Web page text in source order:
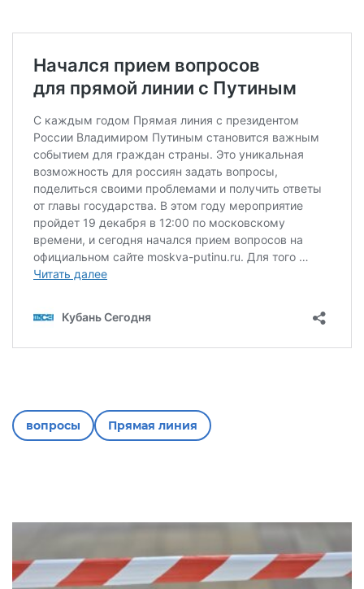
вопросы Прямая линия